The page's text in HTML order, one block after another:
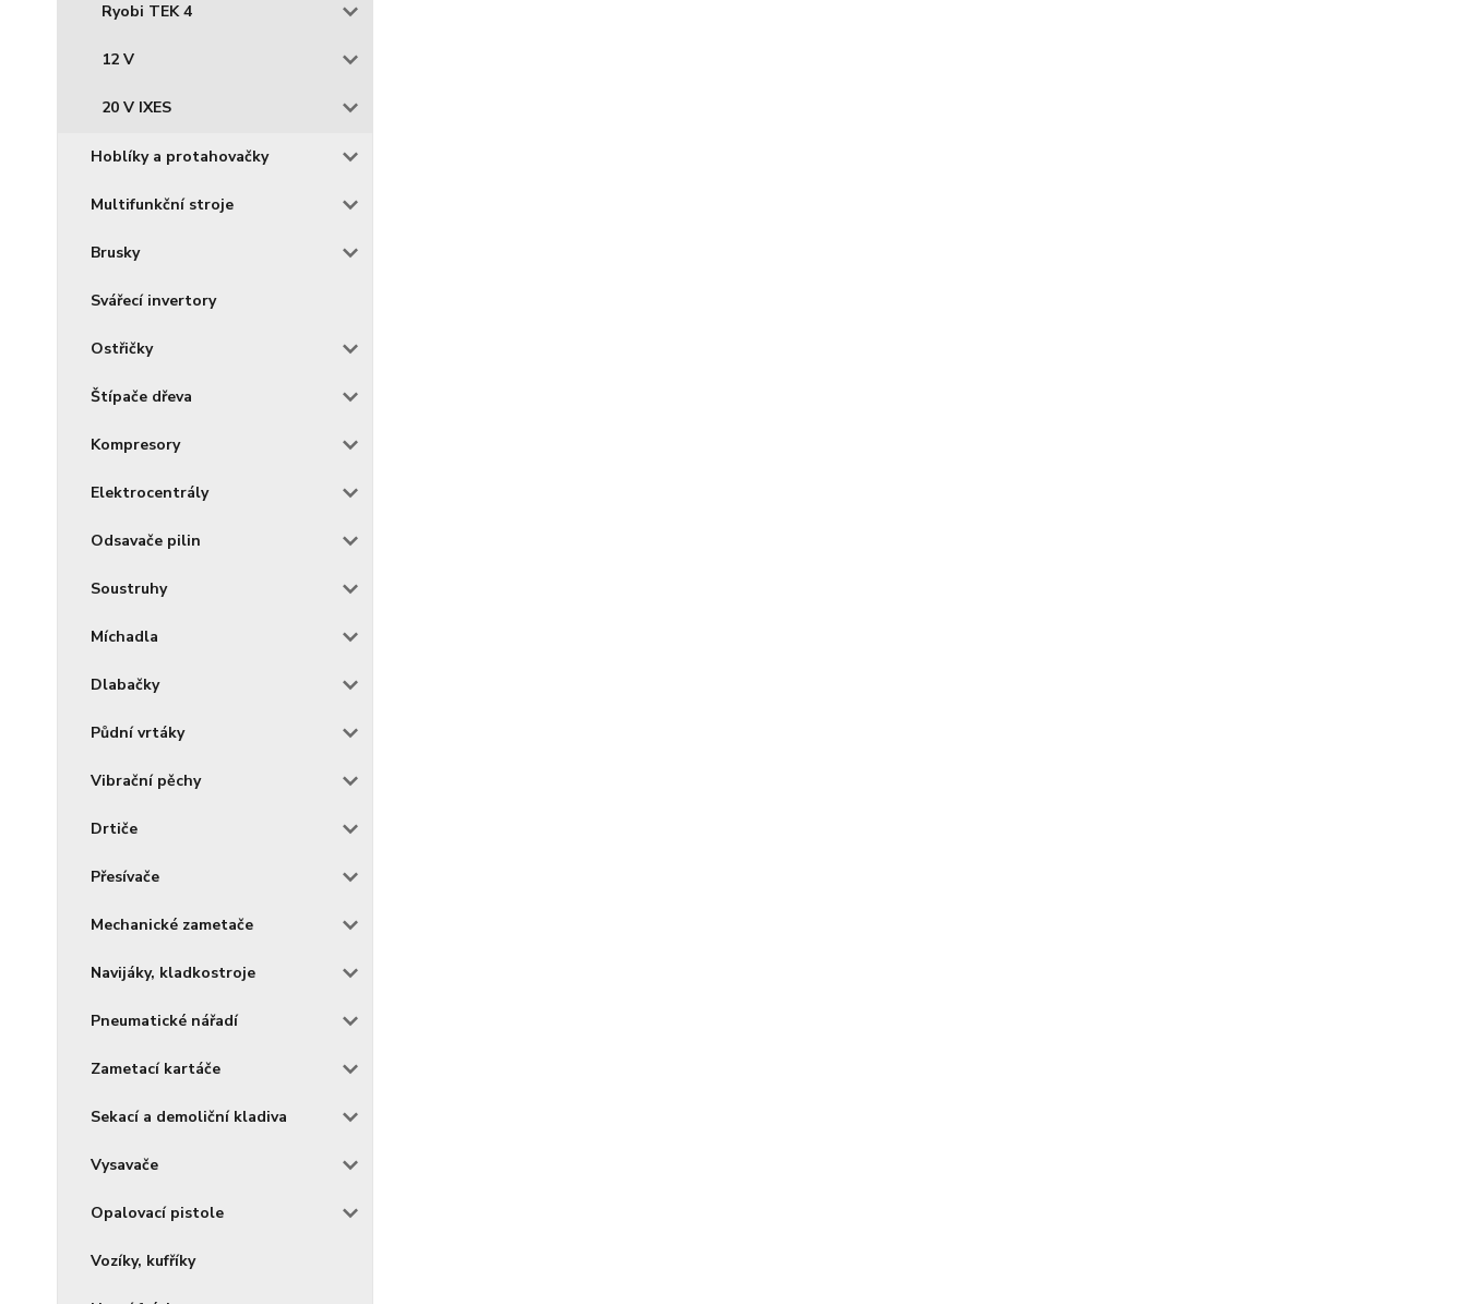
Ryobi TEK 4
12 V
20 V IXES
Hoblíky a protahovačky
Multifunkční stroje
Brusky
Svářecí invertory
Ostřičky
Štípače dřeva
Kompresory
Elektrocentrály
Odsavače pilin
Soustruhy
Míchadla
Dlabačky
Půdní vrtáky
Vibrační pěchy
Drtiče
Přesívače
Mechanické zametače
Navijáky, kladkostroje
Pneumatické nářadí
Zametací kartáče
Sekací a demoliční kladiva
Vysavače
Opalovací pistole
Vozíky, kufříky